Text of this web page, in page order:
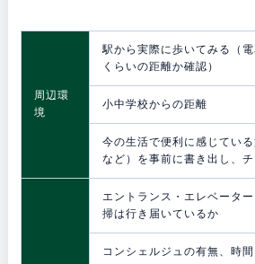
周辺環
境
駅から実際に歩いてみる（
くらいの距離か確認）
小中学校からの距離
今の生活で便利に感じてい
など）を事前に書き出し、
エントランス・エレベータ
掃は行き届いているか
コンシェルジュの有無、時